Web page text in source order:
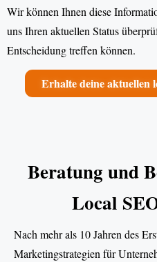
Wir können Ihnen diese
uns Ihren aktuellen Status
Entscheidung treffen können.
Erhalte deine aktuellen
Beratung und
Local
Nach mehr als 10 Jahren des
Marketingstrategien für